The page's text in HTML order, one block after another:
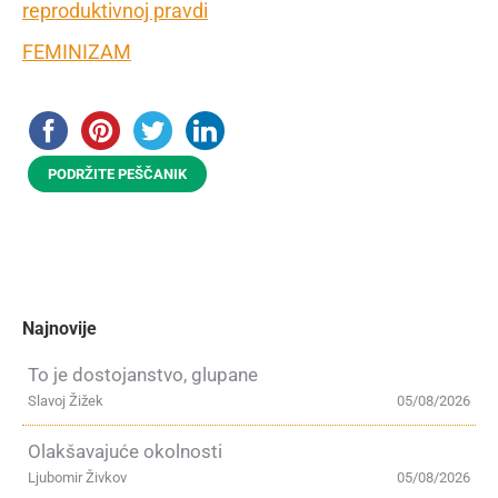
reproduktivnoj pravdi
FEMINIZAM
PODRŽITE PEŠČANIK
Najnovije
To je dostojanstvo, glupane
05/08/2026
Slavoj Žižek
Olakšavajuće okolnosti
05/08/2026
Ljubomir Živkov